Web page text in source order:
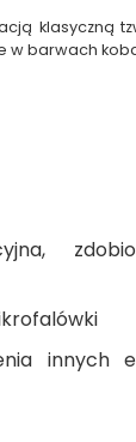
klasyczną
barwach
innych